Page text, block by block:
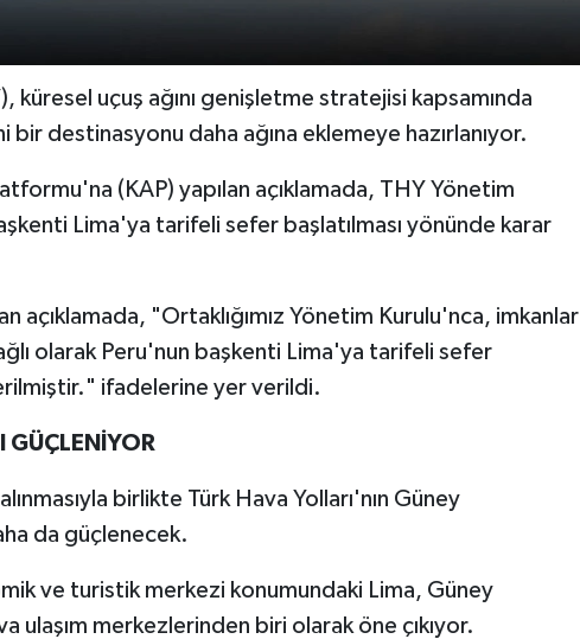
küresel uçuş ağını genişletme stratejisi kapsamında
destinasyonu daha ağına eklemeye hazırlanıyor.
(KAP) yapılan açıklamada, THY Yönetim
Lima'ya tarifeli sefer başlatılması yönünde karar
açıklamada, "Ortaklığımız Yönetim Kurulu'nca, imkanlar
olarak Peru'nun başkenti Lima'ya tarifeli sefer
ifadelerine yer verildi.
GÜÇLENİYOR
birlikte Türk Hava Yolları'nın Güney
da güçlenecek.
ve turistik merkezi konumundaki Lima, Güney
ulaşım merkezlerinden biri olarak öne çıkıyor.